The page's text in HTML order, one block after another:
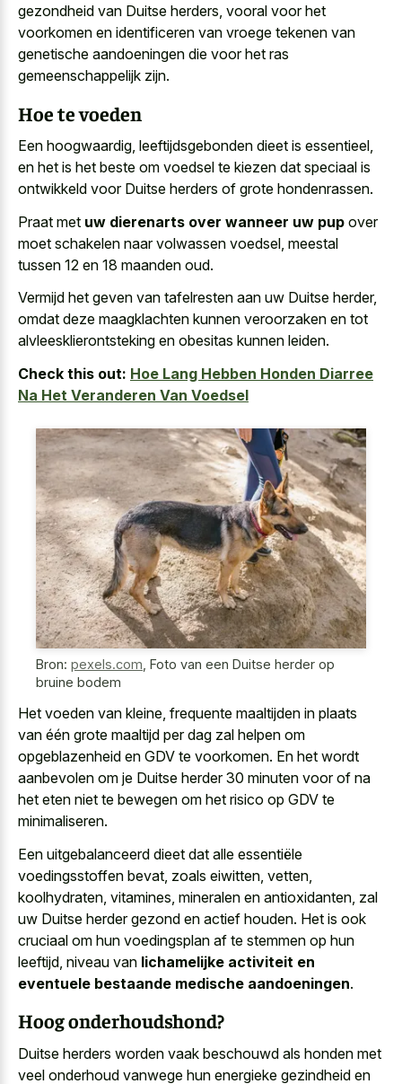
gezondheid van Duitse herders, vooral voor het
voorkomen en identificeren van vroege tekenen van
genetische aandoeningen die voor het ras
gemeenschappelijk zijn.
Hoe te voeden
Een hoogwaardig, leeftijdsgebonden dieet is essentieel,
en het is het beste om voedsel te kiezen dat speciaal is
ontwikkeld voor Duitse herders of grote hondenrassen.
Praat met uw dierenarts over wanneer uw pup over
moet schakelen naar volwassen voedsel, meestal
tussen 12 en 18 maanden oud.
Vermijd het geven van tafelresten aan uw Duitse herder,
omdat deze maagklachten kunnen veroorzaken en tot
alvleesklierontsteking en obesitas kunnen leiden.
Check this out: Hoe Lang Hebben Honden Diarree
Na Het Veranderen Van Voedsel
Bron: pexels.com Foto van een Duitse herder op
bruine bodem
Het voeden van kleine, frequente maaltijden in plaats
van één grote maaltijd per dag zal helpen om
opgeblazenheid en GDV te voorkomen. En het wordt
aanbevolen om je Duitse herder 30 minuten voor of na
het eten niet te bewegen om het risico op GDV te
minimaliseren.
Een uitgebalanceerd dieet dat alle essentiële
voedingsstoffen bevat, zoals eiwitten, vetten,
koolhydraten, vitamines, mineralen en antioxidanten, zal
uw Duitse herder gezond en actief houden. Het is ook
cruciaal om hun voedingsplan af te stemmen op hun
leeftijd, niveau van lichamelijke activiteit en
eventuele bestaande medische aandoeningen.
Hoog onderhoudshond?
Duitse herders worden vaak beschouwd als honden met
veel onderhoud vanwege hun energieke gezindheid en